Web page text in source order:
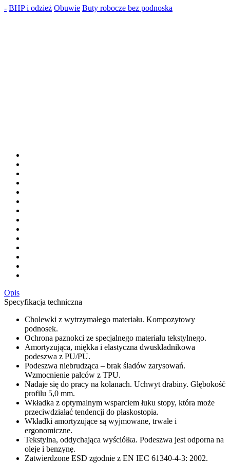
- BHP i odzież Obuwie Buty robocze bez podnoska
Opis
Specyfikacja techniczna
Cholewki z wytrzymałego materiału. Kompozytowy
podnosek.
Ochrona paznokci ze specjalnego materiału tekstylnego.
Amortyzująca, miękka i elastyczna dwuskładnikowa
podeszwa z PU/PU.
Podeszwa niebrudząca – brak śladów zarysowań.
Wzmocnienie palców z TPU.
Nadaje się do pracy na kolanach. Uchwyt drabiny. Głębokość
profilu 5,0 mm.
Wkładka z optymalnym wsparciem łuku stopy, która może
przeciwdziałać tendencji do płaskostopia.
Wkładki amortyzujące są wyjmowane, trwałe i
ergonomiczne.
Tekstylna, oddychająca wyściółka. Podeszwa jest odporna na
oleje i benzynę.
Zatwierdzone ESD zgodnie z EN IEC 61340-4-3: 2002.